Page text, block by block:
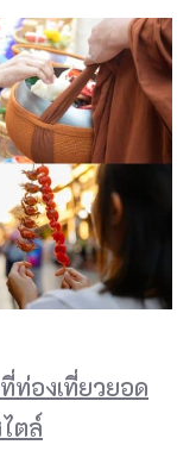
ท่องเที่ยวยอด
ตล์